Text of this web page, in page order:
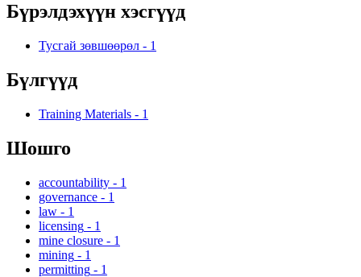
Бүрэлдэхүүн хэсгүүд
Тусгай зөвшөөрөл - 1
Бүлгүүд
Training Materials - 1
Шошго
accountability - 1
governance - 1
law - 1
licensing - 1
mine closure - 1
mining - 1
permitting - 1